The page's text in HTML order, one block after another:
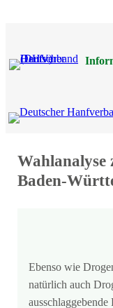
Baden-
Ebenso wie
natürlich auch